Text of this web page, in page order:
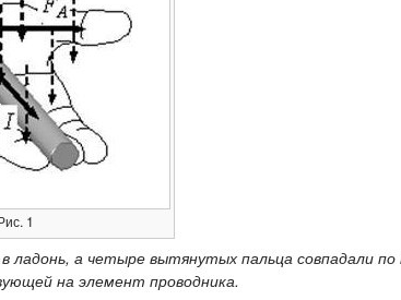
1
а четыре вытянутых пальца совпадали
на элемент проводника.